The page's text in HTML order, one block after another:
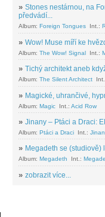
» Stones nestárnou, na
předvádí...
Album: Foreign Tongues Int.:
» Wow! Muse míří ke
Album: The Wow! Signal Int.:
» Tichý architekt aneb
Album: The Silent Architect
» Magické, uhrančivé,
Album: Magic Int.: Acid Row
» Jinany – Ptáci a Draci:
Album: Ptáci a Draci Int.:
» Megadeth se (studiově)
Album: Megadeth Int.:
» zobrazit více...